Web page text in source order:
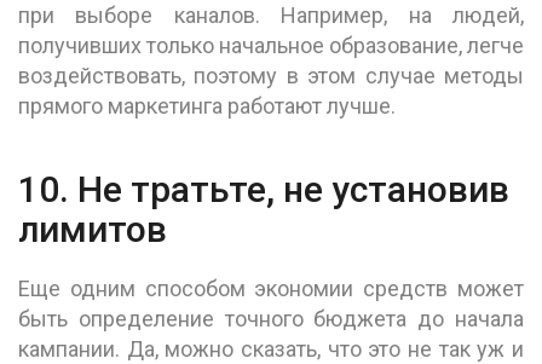
при выборе каналов. Например, на людей,
получивших только начальное образование, легче
воздействовать, поэтому в этом случае методы
прямого маркетинга работают лучше.
10. Не тратьте, не установив
лимитов
Еще одним способом экономии средств может
быть определение точного бюджета до начала
кампании. Да, можно сказать, что это не так уж и